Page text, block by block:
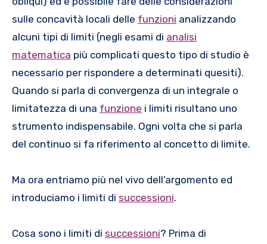
sulle concavità locali delle funzioni analizzando
alcuni tipi di limiti (negli esami di analisi
matematica più complicati questo tipo di studio è
necessario per rispondere a determinati quesiti).
Quando si parla di convergenza di un integrale o
limitatezza di una funzione i limiti risultano uno
strumento indispensabile. Ogni volta che si parla
del continuo si fa riferimento al concetto di limite.
Ma ora entriamo più nel vivo dell’argomento ed
introduciamo i limiti di successioni.
Cosa sono i limiti di successioni? Prima di